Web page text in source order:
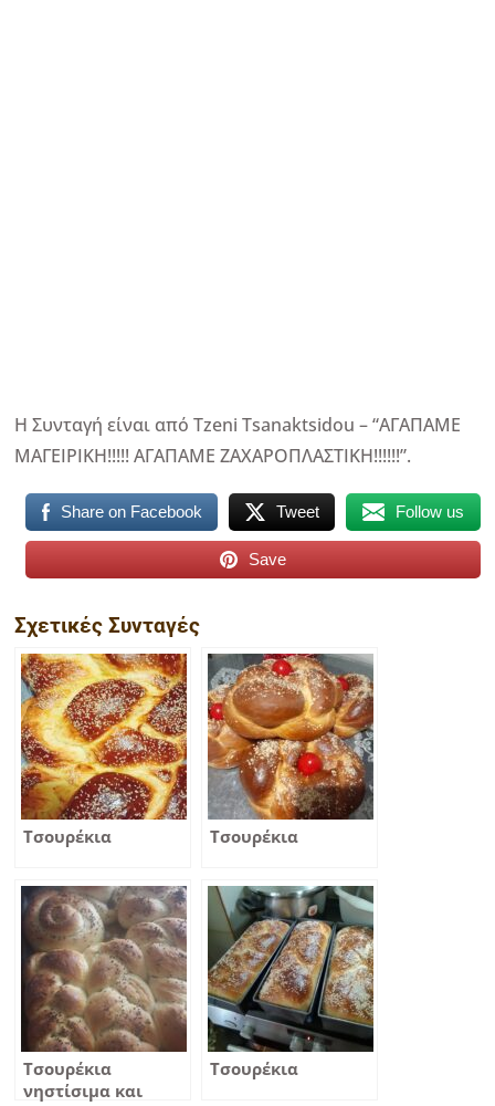
Η Συνταγή είναι από Tzeni Tsanaktsidou – “ΑΓΑΠΑΜΕ
ΜΑΓΕΙΡΙΚΗ!!!!! ΑΓΑΠΑΜΕ ΖΑΧΑΡΟΠΛΑΣΤΙΚΗ!!!!!!”.
Share on Facebook Tweet Follow us
Save
Σχετικές Συνταγές
Τσουρέκια Τσουρέκια
Τσουρέκια
νηστίσιμα και
Τσουρέκια